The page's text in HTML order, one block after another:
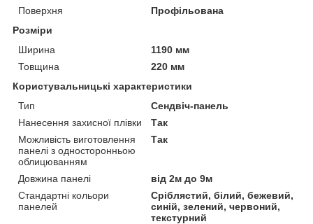
Поверхня
Профільована
Розміри
Ширина
1190 мм
Товщина
220 мм
Користувальницькі характеристики
Тип
Сендвіч-панель
Нанесення захисної плівки
Так
Можливість виготовлення
панелі з односторонньою
облицюванням
Так
Довжина панелі
від 2м до 9м
Стандартні кольори
панелей
Сріблястий, білий, бежевий,
синій, зелений, червоний,
текстурний